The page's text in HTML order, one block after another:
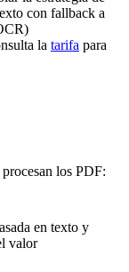
con fallback a
la tarifa para
los PDF:
en texto y
valor